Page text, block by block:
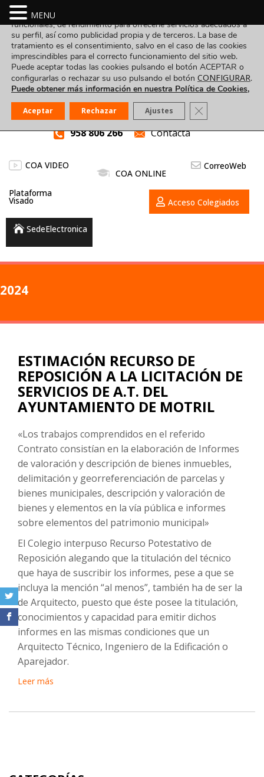
958 806 266 Contacta
COA VIDEO
COA ONLINE
CorreoWeb
Plataforma
Visado Acceso Colegiados
SedeElectronica
2024
ESTIMACIÓN RECURSO DE
REPOSICIÓN A LA LICITACIÓN DE
SERVICIOS DE A.T. DEL
AYUNTAMIENTO DE MOTRIL
«Los trabajos comprendidos en el referido
Contrato consistían en la elaboración de Informes
de valoración y descripción de bienes inmuebles,
delimitación y georreferenciación de parcelas y
bienes municipales, descripción y valoración de
bienes y elementos en la vía pública e informes
sobre elementos del patrimonio municipal»
El Colegio interpuso Recurso Potestativo de
Reposición alegando que la titulación del técnico
que haya de suscribir los informes, pese a que se
incluya la mención “al menos”, también ha de ser la
de Arquitecto, puesto que éste posee la titulación,
conocimientos y capacidad para emitir dichos
informes en las mismas condiciones que un
Arquitecto Técnico, Ingeniero de la Edificación o
Aparejador.
Leer más
MENU
Utilizamos cookies propias y de terceros para fines analíticos,
funcionales, de rendimiento para ofrecerle servicios adecuados a
su perfil, así como publicidad propia y de terceros. La base de
tratamiento es el consentimiento, salvo en el caso de las cookies
imprescindibles para el correcto funcionamiento del sitio web.
Puede aceptar todas las cookies pulsando el botón ACEPTAR o
configurarlas o rechazar su uso pulsando el botón CONFIGURAR.
Puede obtener más información en nuestra Política de Cookies,
Aceptar Rechazar Ajustes Cerrar el banner